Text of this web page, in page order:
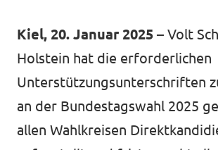
Volt in deinem Bundesland
Volt Deutschland Merchandise
Neuigkeiten
Unsere Events
Kiel, 20. Januar 2025 – Volt
Holstein hat die erforderlichen
Unterstützungsunterschriften
an der Bundestagswahl 2025
allen Wahlkreisen